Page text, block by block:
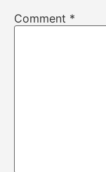
Comment *